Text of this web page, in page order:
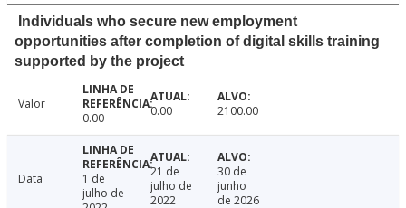
Individuals who secure new employment
opportunities after completion of digital skills training
supported by the project
Valor
0.00
0.00 2100.00
Data
1 de
julho de
21 de
julho de
2022
30 de
junho
de 2026